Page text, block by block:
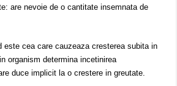
are nevoie de o cantitate insemnata de
este cea care cauzeaza cresterea subita in
organism determina incetinirea
duce implicit la o crestere in greutate.